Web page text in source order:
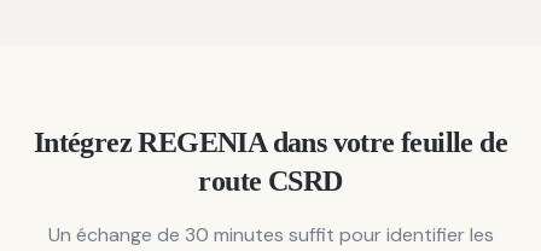
Intégrez REGENIA dans votre feuille de
route CSRD
Un échange de 30 minutes suffit pour identifier les